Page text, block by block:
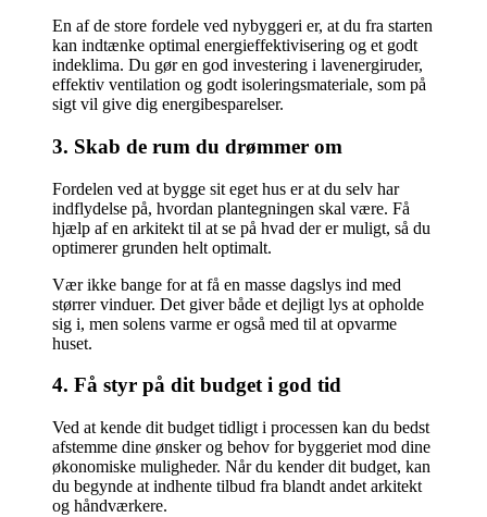
En af de store fordele ved nybyggeri er, at du fra starten
kan indtænke optimal energieffektivisering og et godt
indeklima. Du gør en god investering i lavenergiruder,
effektiv ventilation og godt isoleringsmateriale, som på
sigt vil give dig energibesparelser.
3. Skab de rum du drømmer om
Fordelen ved at bygge sit eget hus er at du selv har
indflydelse på, hvordan plantegningen skal være. Få
hjælp af en arkitekt til at se på hvad der er muligt, så du
optimerer grunden helt optimalt.
Vær ikke bange for at få en masse dagslys ind med
størrer vinduer. Det giver både et dejligt lys at opholde
sig i, men solens varme er også med til at opvarme
huset.
4. Få styr på dit budget i god tid
Ved at kende dit budget tidligt i processen kan du bedst
afstemme dine ønsker og behov for byggeriet mod dine
økonomiske muligheder. Når du kender dit budget, kan
du begynde at indhente tilbud fra blandt andet arkitekt
og håndværkere.